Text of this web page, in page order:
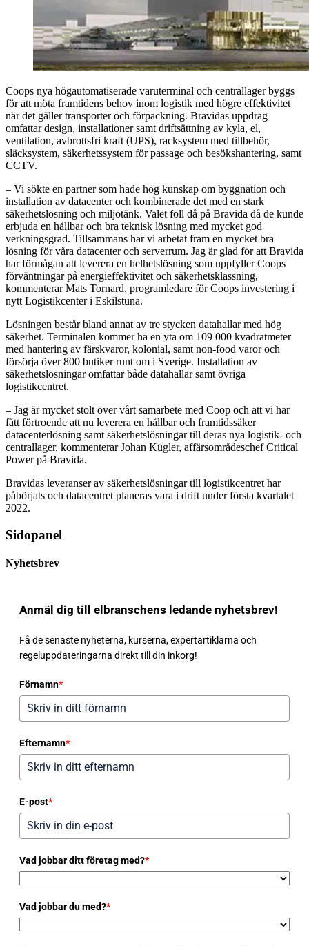
Coops nya högautomatiserade varuterminal och centrallager byggs
för att möta framtidens behov inom logistik med högre effektivitet
när det gäller transporter och förpackning. Bravidas uppdrag
omfattar design, installationer samt driftsättning av kyla, el,
ventilation, avbrottsfri kraft (UPS), racksystem med tillbehör,
släcksystem, säkerhetssystem för passage och besökshantering, samt
CCTV.
– Vi sökte en partner som hade hög kunskap om byggnation och
installation av datacenter och kombinerade det med en stark
säkerhetslösning och miljötänk. Valet föll då på Bravida då de kunde
erbjuda en hållbar och bra teknisk lösning med mycket god
verkningsgrad. Tillsammans har vi arbetat fram en mycket bra
lösning för våra datacenter och serverrum. Jag är glad för att Bravida
har förmågan att leverera en helhetslösning som uppfyller Coops
förväntningar på energieffektivitet och säkerhetsklassning,
kommenterar Mats Tornard, programledare för Coops investering i
nytt Logistikcenter i Eskilstuna.
Lösningen består bland annat av tre stycken datahallar med hög
säkerhet. Terminalen kommer ha en yta om 109 000 kvadratmeter
med hantering av färskvaror, kolonial, samt non-food varor och
försörja över 800 butiker runt om i Sverige. Installation av
säkerhetslösningar omfattar både datahallar samt övriga
logistikcentret.
– Jag är mycket stolt över vårt samarbete med Coop och att vi har
fått förtroende att nu leverera en hållbar och framtidssäker
datacenterlösning samt säkerhetslösningar till deras nya logistik- och
centrallager, kommenterar Johan Kügler, affärsområdeschef Critical
Power på Bravida.
Bravidas leveranser av säkerhetslösningar till logistikcentret har
påbörjats och datacentret planeras vara i drift under första kvartalet
2022.
Sidopanel
Nyhetsbrev
Anmäl dig till elbranschens ledande nyhetsbrev!
Få de senaste nyheterna, kurserna, expertartiklarna och
regeluppdateringarna direkt till din inkorg!
Förnamn*
Efternamn*
E-post*
Vad jobbar ditt företag med?*
Vad jobbar du med?*